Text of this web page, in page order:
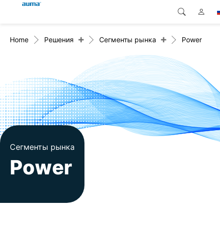
Продукция
Загрузки
Сервисная служба
Предприятие
Контакт
Global
Азия и Тихий океан
Северная Америка
Поиск
Home Решения + Сегменты рынка + Power
Сегменты рынка
Power